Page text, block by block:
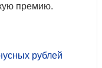
премию.
рублей